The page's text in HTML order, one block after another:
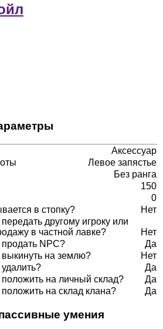
Аксессуар
Левое запястье
Без ранга
150
0
в стопку?
Нет
другому игроку или
в частной лавке?
Нет
NPC?
Да
на землю?
Нет
Да
на личный склад?
Да
на склад клана?
Да
умения